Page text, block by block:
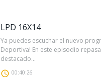
LPD 16X14
Ya puedes escuchar el nuevo
Deportiva! En este episodio
destacado...
00:40:26